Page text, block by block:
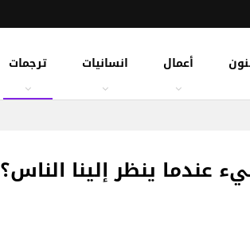
أعمال انسانيات ترجمات
عندما ينظر إلينا الناس؟